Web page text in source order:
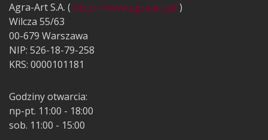
Agra-Art S.A. ( https://www.agraart.pl/)
Wilcza 55/63
00-679 Warszawa
NIP: 526-18-79-258
KRS: 0000101181
Godziny otwarcia:
np-pt. 11:00 - 18:00
sob. 11:00 - 15:00